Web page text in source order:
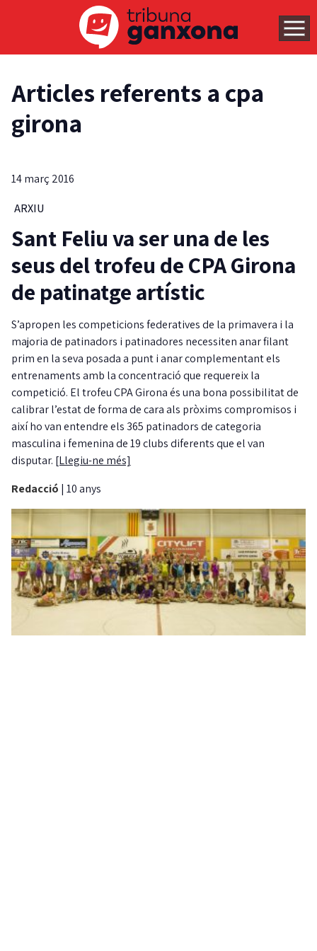
Articles referents a cpa
girona
14 març 2016
ARXIU
Sant Feliu va ser una de les
seus del trofeu de CPA Girona
de patinatge artístic
S’apropen les competicions federatives de la primavera i la
majoria de patinadors i patinadores necessiten anar filant
prim en la seva posada a punt i anar complementant els
entrenaments amb la concentració que requereix la
competició. El trofeu CPA Girona és una bona possibilitat de
calibrar l’estat de forma de cara als pròxims compromisos i
així ho van entendre els 365 patinadors de categoria
masculina i femenina de 19 clubs diferents que el van
disputar. [Llegiu-ne més]
Redacció | 10 anys